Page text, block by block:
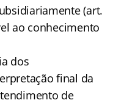
(art.
ao conhecimento
dos
final da
de